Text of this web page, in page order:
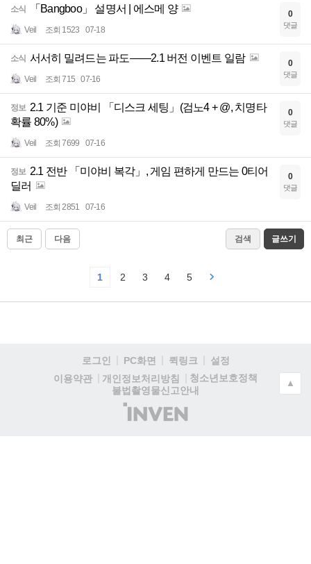
소식 「Bangboo」 설명서 | 에스메 양
Veil 조회 1523 07-18
0
댓글
소식 서서히 밀려드는 파도——2.1 버전 이벤트 일람
Veil 조회 715 07-16
0
댓글
정보 2.1 기준 미야비 「디스크 세팅」(검노4 + @, 치명타
확률 80%)
Veil 조회 7699 07-16
0
댓글
정보 2.1 전반 「미야비 복각」, 게임 편하게 만드는 0티어
딜러
Veil 조회 2851 07-16
0
댓글
최근 다음 검색 글쓰기
1 2 3 4 5
로그인 PC화면 퀵링크
설정
이용약관
개인정보처리방침
청소년보호정책
불법촬영물신고안내
(주)
인
▲